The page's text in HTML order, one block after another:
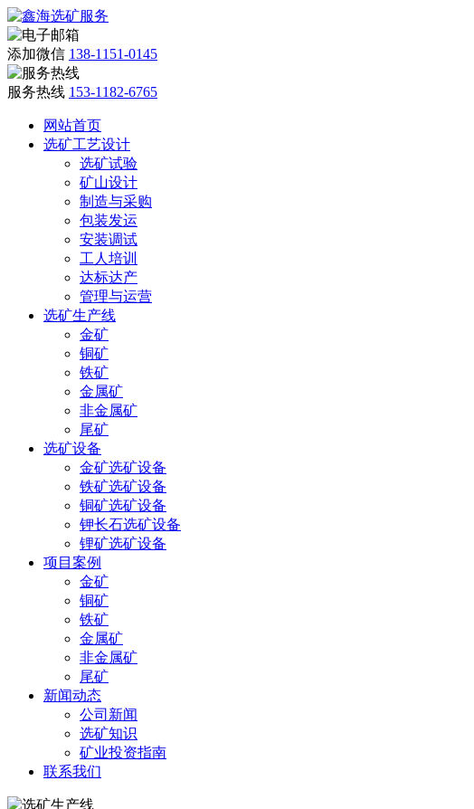
添加微信 138-1151-0145
服务热线 153-1182-6765
网站首页
选矿工艺设计
选矿试验
矿山设计
制造与采购
包装发运
安装调试
工人培训
达标达产
管理与运营
选矿生产线
金矿
铜矿
铁矿
金属矿
非金属矿
尾矿
选矿设备
金矿选矿设备
铁矿选矿设备
铜矿选矿设备
钾长石选矿设备
锂矿选矿设备
项目案例
金矿
铜矿
铁矿
金属矿
非金属矿
尾矿
新闻动态
公司新闻
选矿知识
矿业投资指南
联系我们